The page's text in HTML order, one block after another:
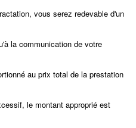
vous serez redevable d'un
la communication de votre
au prix total de la prestation
le montant approprié est